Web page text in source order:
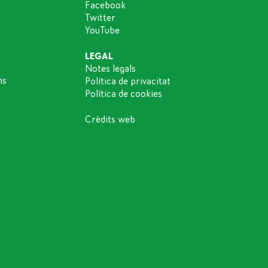
Facebook
Twitter
YouTube
LEGAL
Notes legals
Política de privacitat
Política de cookies
Crèdits web